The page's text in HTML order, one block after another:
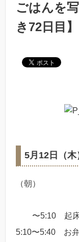
ごはんを
き72日目】
5月12日（木
（朝）
〜5:10 起
5:10〜5:40 お弁